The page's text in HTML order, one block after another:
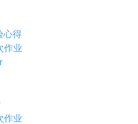
心得
作业
作业